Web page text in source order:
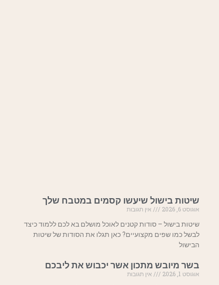
שיטות בישול שיעשו קסמים במטבח שלך
אוגוסט 6, 2026
אין תגובות
שיטות בישול – סודות קטנים לאוכל מושלם בא לכם ללמוד כיצד
לבשל כמו שפים מקצועיים? כאן תגלו את הסודות של שיטות
הבישול
בשר מיובש מתכון אשר יכבוש את ליבכם
אוגוסט 1, 2026
אין תגובות